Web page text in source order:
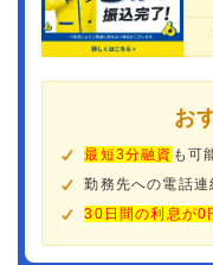
お
最短3分融資 も可
勤務先への電話連
30日間の利息が0